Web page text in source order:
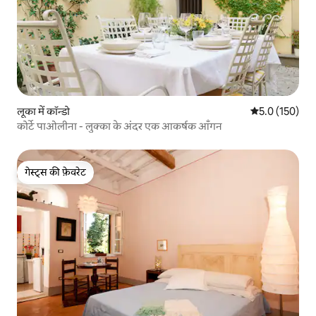
लूका में कॉन्डो औसत रेटिंग 5 में
5.0 (150)
कोर्टे पाओलीना - लुक्का के अंदर एक आकर्षक आँगन
गेस्ट्स की फ़ेवरेट
गेस्ट्स की फ़ेवरेट